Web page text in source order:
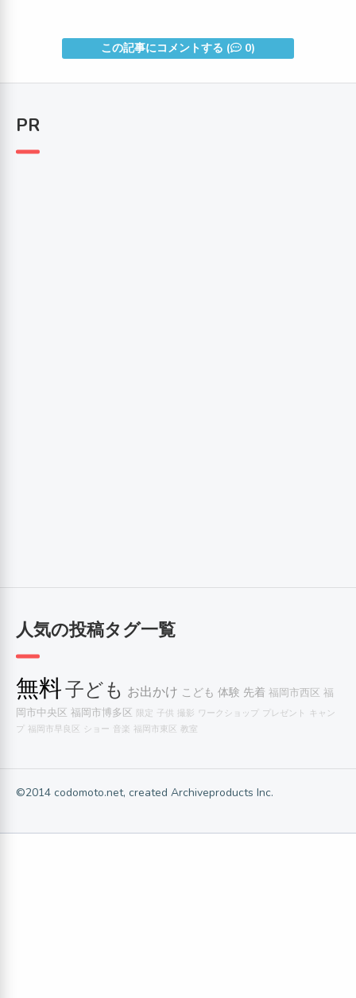
この記事にコメントする ( 0)
PR
人気の投稿タグ一覧
無料子ども お出かけ こども 体験 先着 福岡市西区 福
岡市中央区 福岡市博多区 限定 子供 撮影 ワークショップ プレゼント キャン
プ 福岡市早良区 ショー 音楽 福岡市東区 教室
©2014 codomoto.net, created Archiveproducts Inc.